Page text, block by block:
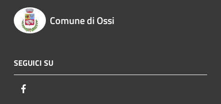
Comune di Ossi
SEGUICI SU